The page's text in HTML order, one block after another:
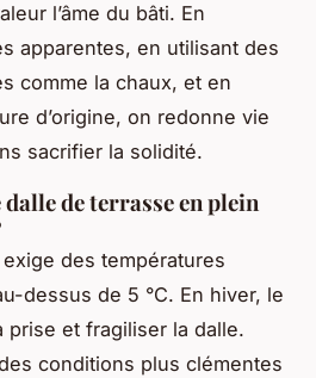
l’âme du bâti. En
apparentes, en utilisant des
comme la chaux, et en
d’origine, on redonne vie
sacrifier la solidité.
de terrasse en plein
des températures
dessus de 5 °C. En hiver, le
prise et fragiliser la dalle.
conditions plus clémentes